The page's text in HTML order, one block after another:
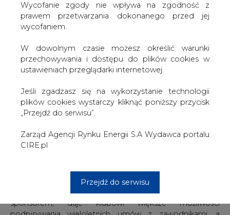
wiekowo. Dzięki pomocy zawodników po „trzydziestce"
młodzież ma wzory, z których może korzystać. -
powiedział Henryk Zabrocki, I trener ENERGI
sponsorem, daje klubowi większe możliwości
podpisywania wieloletnich umów z zawodnikami, a
trenerowi gwarantuje stabilność składu i możliwość
Dokonane aktualnie zmiany z składzie zespołu oraz
zdobyte dotychczas doświadczenie, zwłaszcza młodych
zawodników, daje optymistyczne spojrzenie co do
W sezonie 2007/2008 w skład zespołu wejdą nowi
Naprzód Janów), Witkowski Tomasz - wychowanek
Zdrój (najlepszy obrońca ostatnich Mistrzostw Polski